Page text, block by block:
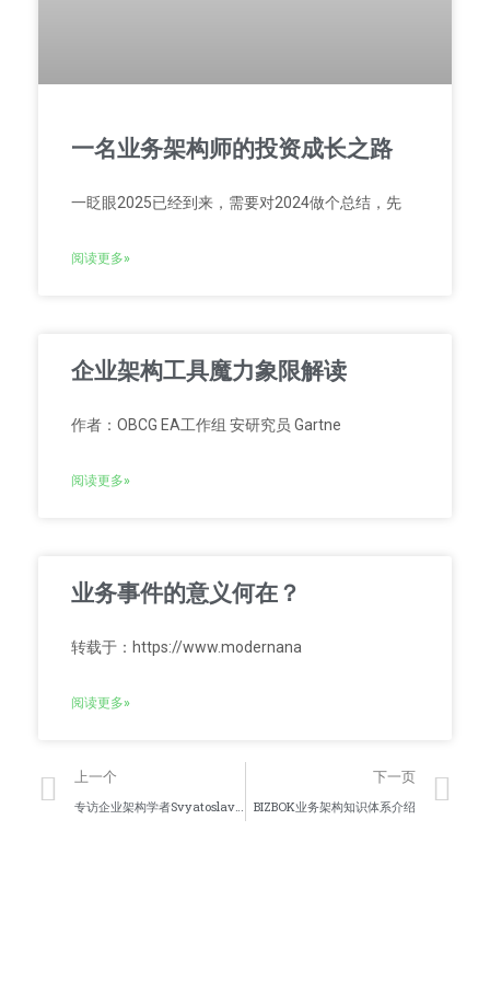
一名业务架构师的投资成长之路
一眨眼2025已经到来，需要对2024做个总结，先
阅读更多»
企业架构工具魔力象限解读
作者：OBCG EA工作组 安研究员 Gartne
阅读更多»
业务事件的意义何在？
转载于：https://www.modernana
阅读更多»
上一个 下一页
BIZBOK业务架构知识体系介绍